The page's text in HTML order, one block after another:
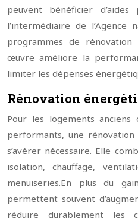
peuvent bénéficier
l’intermédiaire de l’Agence
programmes de
œuvre améliore la
limiter les dépenses
Rénovation
Pour les logements
performants, une
s’avérer nécessaire. Elle
isolation, chauffage,
menuiseries.En plus du
permettent souvent
réduire durablement les